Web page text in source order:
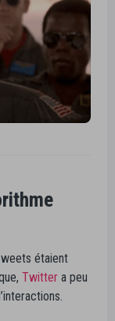
étaient
Twitter a peu